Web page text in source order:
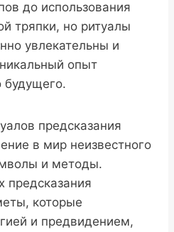
до использования
тряпки, но ритуалы
увлекательны и
опыт
будущего.
предсказания
в мир неизвестного
и методы.
предсказания
которые
и предвидением,